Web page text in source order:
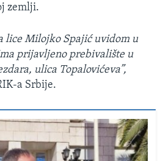
zemlji.
lice Milojko Spajić uvidom u
prijavljeno prebivalište u
ulica Topalovićeva”,
a Srbije.